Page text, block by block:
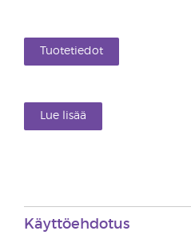
Tuotetiedot
Lue lisää
Käyttöehdotus